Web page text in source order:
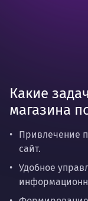
Какие
магазина
Привлечение
сайт.
Удобное